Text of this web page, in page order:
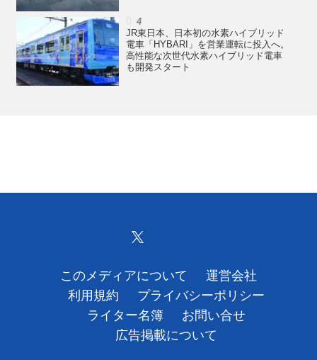
JR東日本、日本初の水素ハイブリッド
電車「HYBARI」を営業運転に投入へ。
高性能な次世代水素ハイブリッド電車
も開発スタート
このメディアについて
運営会社
利用規約
プライバシーポリシー
ライター名簿
お問い合せ
広告掲載について